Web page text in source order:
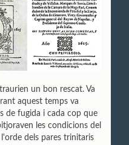
un bon rescat. Va
aquest temps va
de fugida i cada cop que
les condicions del
dels pares trinitaris